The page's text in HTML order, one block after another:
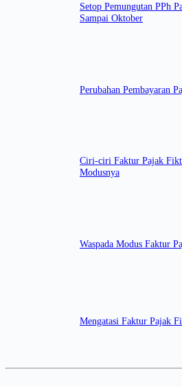
Setop Pemungutan PPh
Sampai Oktober
Perubahan Pembayaran
Ciri-ciri Faktur Pajak
Modusnya
Waspada Modus Faktur
Mengatasi Faktur Pajak